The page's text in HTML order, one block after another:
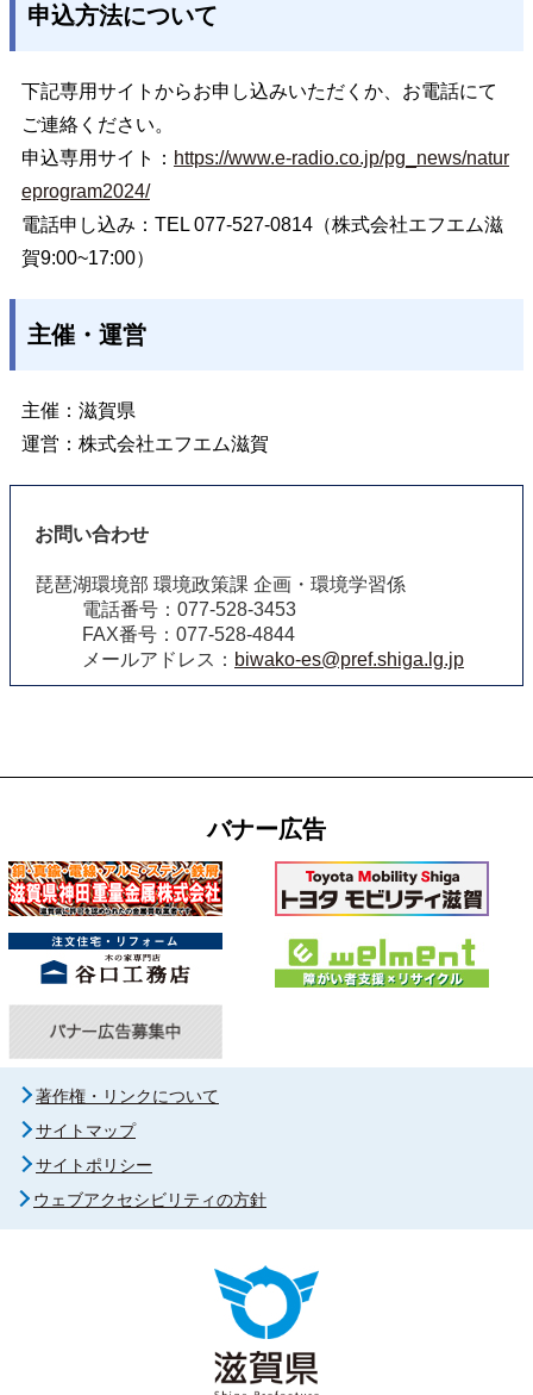
申込方法について
下記専用サイトからお申し込みいただくか、お電話にて
ご連絡ください。
申込専用サイト： https://www.e-radio.co.jp/pg_news/natur
eprogram2024/
電話申し込み：TEL 077-527-0814（株式会社エフエム滋
賀9:00~17:00）
主催・運営
主催：滋賀県
運営：株式会社エフエム滋賀
お問い合わせ
琵琶湖環境部 環境政策課 企画・環境学習係
電話番号：077‐528-3453
FAX番号：077‐528-4844
メールアドレス： biwako-es@pref.shiga.lg.jp
バナー広告
著作権・リンクについて
サイトマップ
サイトポリシー
ウェブアクセシビリティの方針